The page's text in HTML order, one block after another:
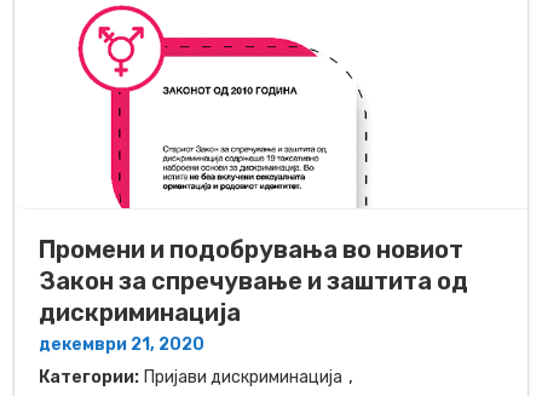
Промени и подобрувања во новиот
Закон за спречување и заштита од
дискриминација
декември 21, 2020
Категории: Пријави дискриминација ,